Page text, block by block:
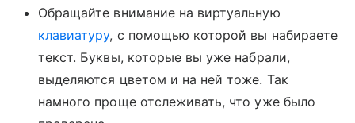
Обращайте внимание на виртуальную
клавиатуру, с помощью которой вы набираете
текст. Буквы, которые вы уже набрали,
выделяются цветом и на ней тоже. Так
намного проще отслеживать, что уже было